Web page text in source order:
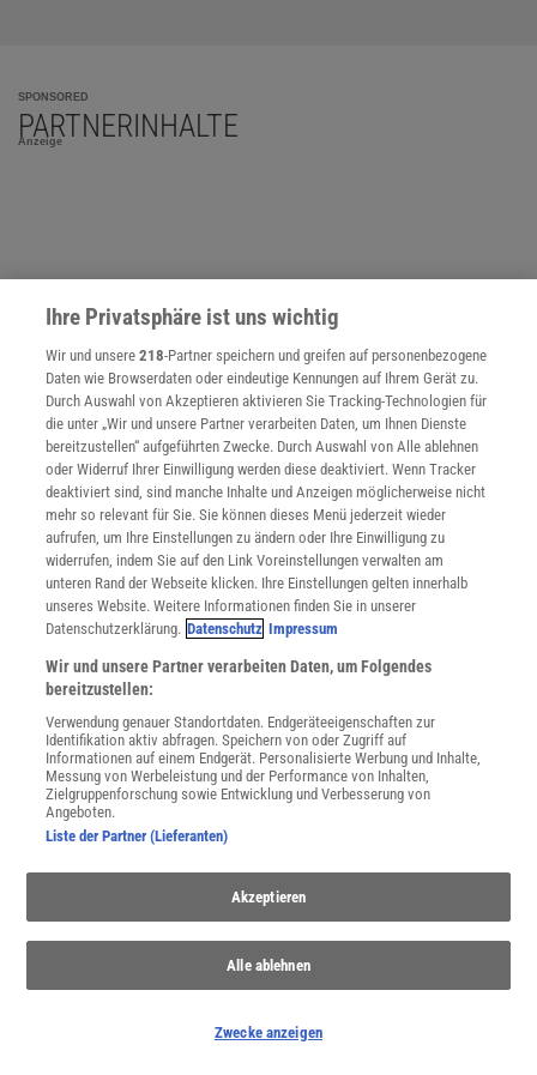
SPONSORED
PARTNERINHALTE
Anzeige
NACH OBEN
Für Sie im Spektrum-Shop und am Kiosk:
Spektrum.de-Newsletter abonnieren
JETZT ANMELDEN!
Sie können unsere Newsletter jederzeit wieder abbestellen. Infos zu unserem Umgang
mit Ihren personenbezogenen Daten finden Sie in unserer
Ihre Privatsphäre ist uns wichtig
Wir und unsere218-Partner speichern und greifen auf personenbezogene
Daten wie Browserdaten oder eindeutige Kennungen auf Ihrem Gerät zu.
Durch Auswahl von Akzeptieren aktivieren Sie Tracking-Technologien für
die unter „Wir und unsere Partner verarbeiten Daten, um Ihnen Dienste
bereitzustellen“ aufgeführten Zwecke. Durch Auswahl von Alle ablehnen
oder Widerruf Ihrer Einwilligung werden diese deaktiviert. Wenn Tracker
deaktiviert sind, sind manche Inhalte und Anzeigen möglicherweise nicht
mehr so relevant für Sie. Sie können dieses Menü jederzeit wieder
aufrufen, um Ihre Einstellungen zu ändern oder Ihre Einwilligung zu
widerrufen, indem Sie auf den Link Voreinstellungen verwalten am
unteren Rand der Webseite klicken. Ihre Einstellungen gelten innerhalb
unseres Website. Weitere Informationen finden Sie in unserer
Datenschutzerklärung. Datenschutz Impressum
Wir und unsere Partner verarbeiten Daten, um Folgendes
bereitzustellen:
Verwendung genauer Standortdaten. Endgeräteeigenschaften zur
Identifikation aktiv abfragen. Speichern von oder Zugriff auf
Informationen auf einem Endgerät. Personalisierte Werbung und Inhalte,
Messung von Werbeleistung und der Performance von Inhalten,
Zielgruppenforschung sowie Entwicklung und Verbesserung von
Angeboten.
Liste der Partner (Lieferanten)
Akzeptieren
Alle ablehnen
Zwecke anzeigen